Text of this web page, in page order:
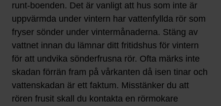
runt-boenden. Det är vanligt att hus som inte är
uppvärmda under vintern har vattenfyllda rör som
fryser sönder under vintermånaderna. Stäng av
vattnet innan du lämnar ditt fritidshus för vintern
för att undvika sönderfrusna rör. Ofta märks inte
skadan förrän fram på vårkanten då isen tinar och
vattenskadan är ett faktum. Misstänker du att
rören frusit skall du kontakta en rörmokare